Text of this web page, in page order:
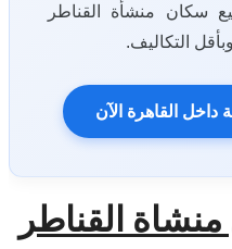
سكان منشأة القناطر
التكاليف.
داخل القاهرة الآن
القناطر